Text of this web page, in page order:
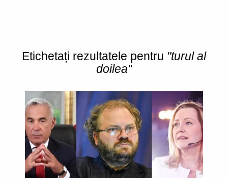
Etichetați rezultatele pentru "turul al
doilea"